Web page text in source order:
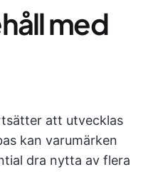
med
att utvecklas
kan varumärken
dra nytta av flera